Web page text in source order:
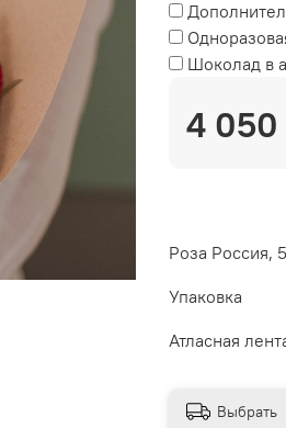
Шоколад в
4
Роза Россия,
Упаковка
Атласная
Выбрать